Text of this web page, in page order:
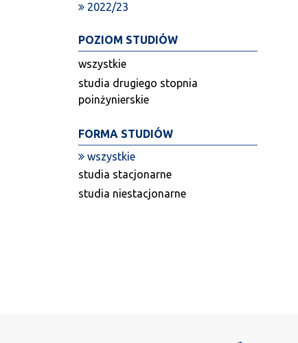
2022/23
POZIOM STUDIÓW
wszystkie
studia drugiego stopnia
poinżynierskie
FORMA STUDIÓW
wszystkie
studia stacjonarne
studia niestacjonarne